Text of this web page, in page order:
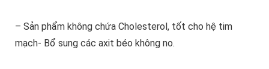
– Sản phẩm không chứa Cholesterol, tốt cho hệ tim
mạch- Bổ sung các axit béo không no.